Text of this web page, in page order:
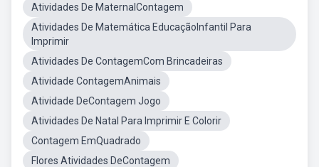
Atividades De MaternalContagem
Atividades De Matemática EducaçãoInfantil Para
Imprimir
Atividades De ContagemCom Brincadeiras
Atividade ContagemAnimais
Atividade DeContagem Jogo
Atividades De Natal Para Imprimir E Colorir
Contagem EmQuadrado
Flores Atividades DeContagem